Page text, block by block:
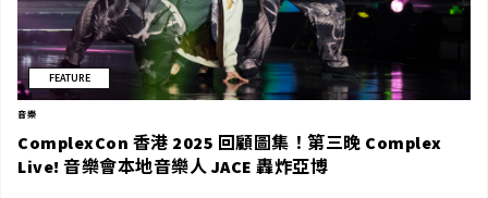
FEATURE
音樂
ComplexCon 香港 2025 回顧圖集！第三晚 Complex
Live! 音樂會本地音樂人 JACE 轟炸亞博